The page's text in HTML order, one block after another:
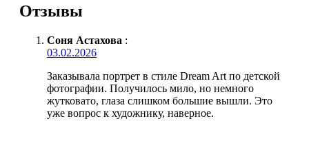
Отзывы
Соня Астахова :
03.02.2026
Заказывала портрет в стиле Dream Art по детской
фотографии. Получилось мило, но немного
жутковато, глаза слишком большие вышли. Это
уже вопрос к художнику, наверное.